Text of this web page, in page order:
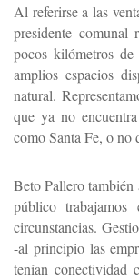
Al referirse a las
presidente comunal
pocos kilómetros
amplios espacios
natural.
que ya no
como Santa Fe, o no
Beto Pallero también
público
circunstancias.
-al principio las
tenían conectividad